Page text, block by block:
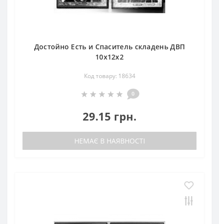
Достойно Есть и Спаситель складень ДВП
10х12х2
Код товару: 18634
0
29.15 грн.
НЕМАЄ В НАЯВНОСТІ